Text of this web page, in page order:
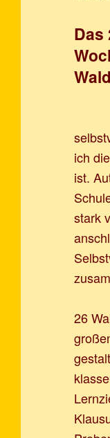
Das
ich
ist.
stark
26